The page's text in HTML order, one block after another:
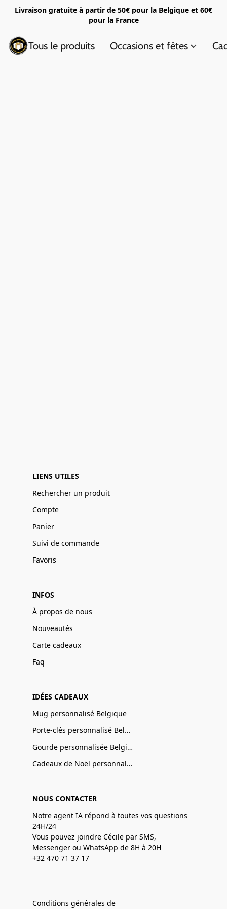
Livraison gratuite à partir de 50€ pour la Belgique et 60€
pour la France
Tous le produits Occasions et fêtes
LIENS UTILES
Rechercher un produit
Compte
Panier
Suivi de commande
Favoris
INFOS
À propos de nous
Nouveautés
Carte cadeaux
Faq
IDÉES CADEAUX
Mug personnalisé Belgique
Porte-clés personnalisé Belgique
Gourde personnalisée Belgique
Cadeaux de Noël personnalisé Belgique
NOUS CONTACTER
Notre agent IA répond à toutes vos questions
24H/24
Vous pouvez joindre Cécile par SMS,
Messenger ou WhatsApp de 8H à 20H
+32 470 71 37 17
Conditions générales de